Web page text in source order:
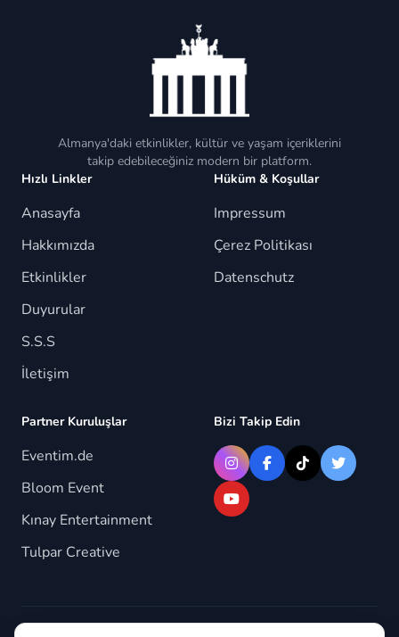
Almanya'daki etkinlikler, kültür ve yaşam içeriklerini
takip edebileceğiniz modern bir platform.
Hızlı Linkler
Anasayfa
Hakkımızda
Etkinlikler
Duyurular
S.S.S
İletişim
Hüküm & Koşullar
Impressum
Çerez Politikası
Datenschutz
Partner Kuruluşlar
Eventim.de
Bloom Event
Kınay Entertainment
Tulpar Creative
Bizi Takip Edin